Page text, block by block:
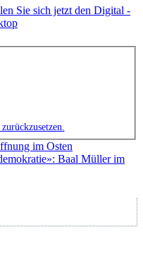
Sie sich jetzt den Digital -
im Osten
Baal Müller im